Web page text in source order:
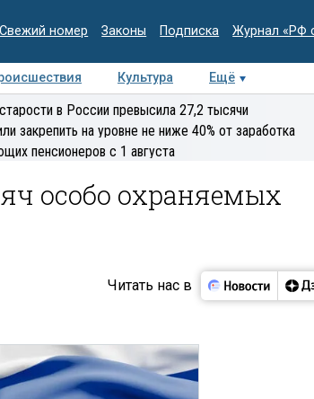
Свежий номер Законы Подписка Журнал «РФ
Культура Ещё
Интервью Колумнисты
в России превысила 27,2 тысячи
закрепить на уровне не ниже 40% от заработка
пенсионеров с 1 августа
особо охраняемых
Читать нас в